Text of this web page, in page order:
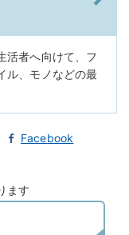
活者へ向けて、フ
ル、モノなどの最
Facebook
ます